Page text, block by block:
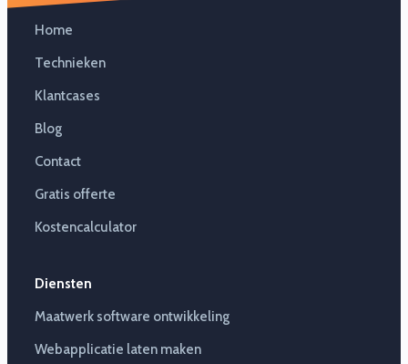
Home
Technieken
Klantcases
Blog
Contact
Gratis offerte
Kostencalculator
Diensten
Maatwerk software ontwikkeling
Webapplicatie laten maken